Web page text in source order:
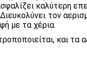
καλύτερη
τον
με τα χέρια.
και τα